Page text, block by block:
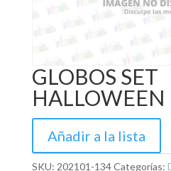
GLOBOS SET
HALLOWEEN
Añadir a la lista
SKU: 202101-134Categorías: